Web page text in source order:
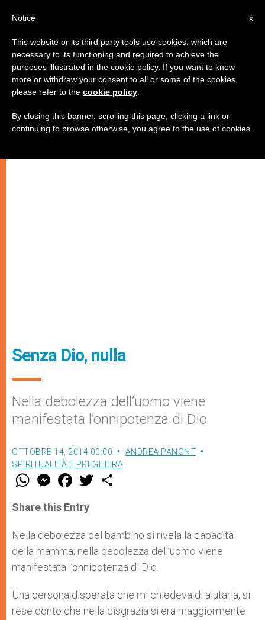
Senza Dio, nulla
Nella debolezza dell’uomo viene
manifestata l’onnipotenza di Dio
OTTOBRE 14, 2014 00:00
ANDREA PANONT
SPIRITUALITÀ E PREGHIERA
W
t
s
p
p
M
e
s
e
g
e
r
F
a
e
b
o
k
w
r
Share this Entry
Nella debolezza del bambino si rivela la capacità
della mamma; nella debolezza dell’uomo viene
manifestata l’onnipotenza di Dio.
Una persona disperata che mi chiedeva di aiutarla, si
rese conto che nella disgrazia si era maggiormente
x
Notice
This website or its third party tools use cookies, which are
necessary to its functioning and required to achieve the
purposes illustrated in the cookie policy. If you want to know
more or withdraw your consent to all or some of the cookies,
please refer to the cookie policy
By closing this banner, scrolling this page, clicking a link or
continuing to browse otherwise, you agree to the use of cookies.